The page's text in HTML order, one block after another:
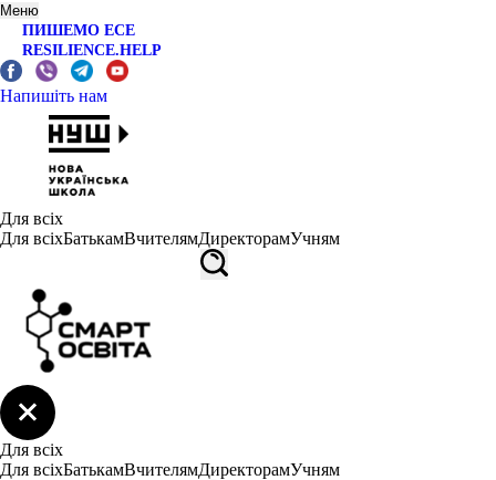
Меню
ПИШЕМО ЕСЕ
RESILIENCE.HELP
Напишіть нам
Для всіх
Для всіхБатькамВчителямДиректорамУчням
Для всіх
Для всіхБатькамВчителямДиректорамУчням